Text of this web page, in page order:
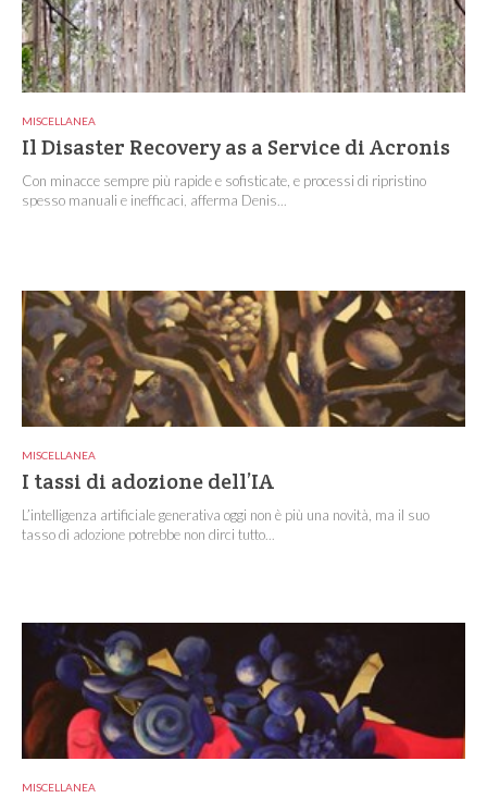
MISCELLANEA
Il Disaster Recovery as a Service di Acronis
Con minacce sempre più rapide e sofisticate, e processi di ripristino
spesso manuali e inefficaci, afferma Denis...
MISCELLANEA
I tassi di adozione dell’IA
L’intelligenza artificiale generativa oggi non è più una novità, ma il suo
tasso di adozione potrebbe non dirci tutto...
MISCELLANEA